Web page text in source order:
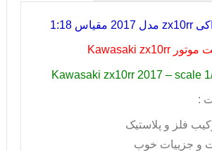
zx10rr مدل 2017 مقیاس 1:18
موتورKawasaki zx10rr
Kawasaki zx10rr 2017 – scale
:
فلز و پلاستیک
و جزییات خوب